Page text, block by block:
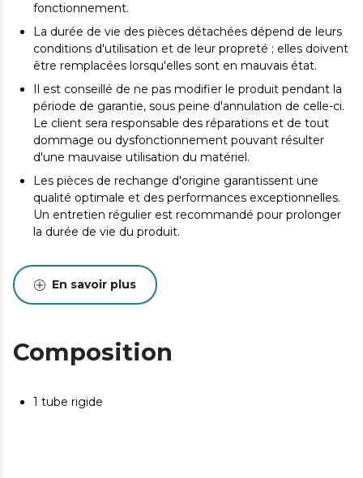
fonctionnement.
La durée de vie des pièces détachées dépend de leurs
conditions d'utilisation et de leur propreté ; elles doivent
être remplacées lorsqu'elles sont en mauvais état.
Il est conseillé de ne pas modifier le produit pendant la
période de garantie, sous peine d'annulation de celle-ci.
Le client sera responsable des réparations et de tout
dommage ou dysfonctionnement pouvant résulter
d'une mauvaise utilisation du matériel.
Les pièces de rechange d'origine garantissent une
qualité optimale et des performances exceptionnelles.
Un entretien régulier est recommandé pour prolonger
la durée de vie du produit.
En savoir plus
Composition
1 tube rigide